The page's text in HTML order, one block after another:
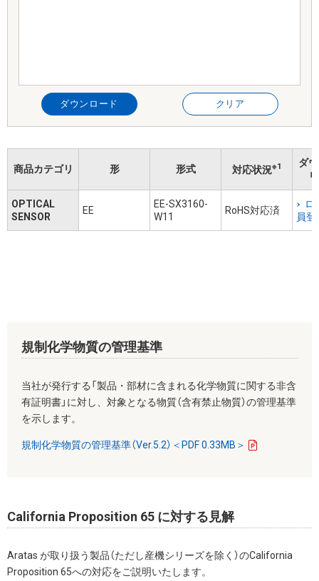
ダウンロード クリア
商品カテゴリ 形 形式 対応状況※1
ダ
OPTICAL
SENSOR
EE
EE-SX3160-
W11
RoHS対応済
ロ
員登
規制化学物質の管理基準
当社が発行する「製品・部材に含まれる化学物質に関する非含
有証明書」に対し、対象となる物質（含有禁止物質）の管理基準
を示します。
規制化学物質の管理基準（Ver.5.2）＜PDF 0.33MB＞
California Proposition 65 に対する見解
Aratas が取り扱う製品（ただし産機シリーズを除く）のCalifornia
Proposition 65への対応をご説明いたします。